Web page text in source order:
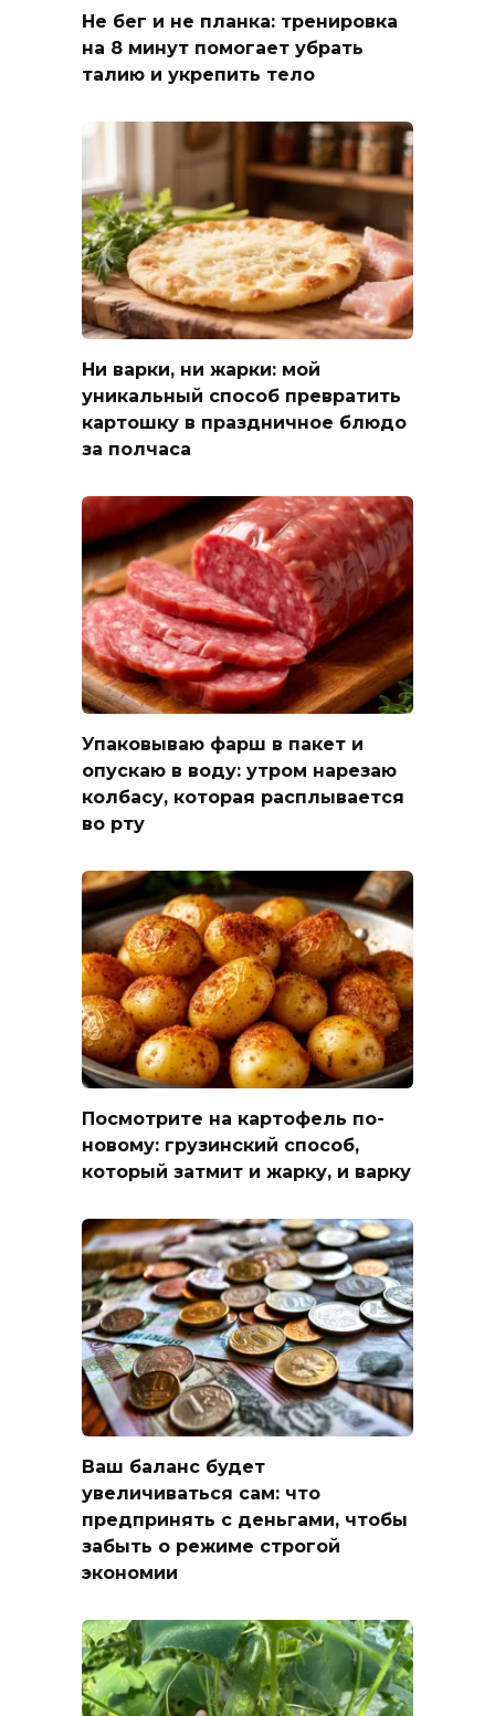
Не бег и не планка: тренировка
на 8 минут помогает убрать
талию и укрепить тело
Ни варки, ни жарки: мой
уникальный способ превратить
картошку в праздничное блюдо
за полчаса
Упаковываю фарш в пакет и
опускаю в воду: утром нарезаю
колбасу, которая расплывается
во рту
Посмотрите на картофель по-
новому: грузинский способ,
который затмит и жарку, и варку
Ваш баланс будет
увеличиваться сам: что
предпринять с деньгами, чтобы
забыть о режиме строгой
экономии